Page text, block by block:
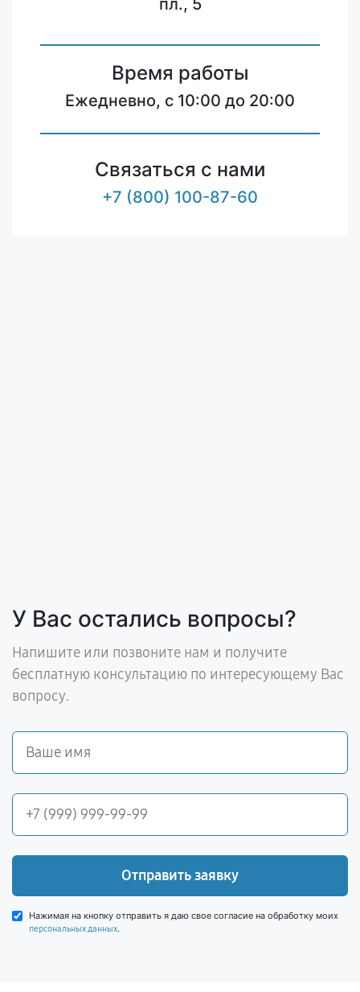
пл., 5
Время работы
Ежедневно, с 10:00 до 20:00
Связаться с нами
+7 (800) 100-87-60
У Вас остались вопросы?
Напишите или позвоните нам и получите
бесплатную консультацию по интересующему Вас
вопросу.
Отправить заявку
Нажимая на кнопку отправить я даю свое согласие на обработку моих
персональных данных.